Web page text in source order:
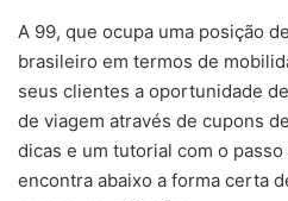
A 99, que ocupa uma posição
brasileiro em termos de
seus clientes a oportunidade
de viagem através de cupons
dicas e um tutorial com o
encontra abaixo a forma certa